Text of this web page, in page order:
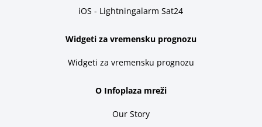
iOS - Lightningalarm Sat24
Widgeti za vremensku prognozu
Widgeti za vremensku prognozu
O Infoplaza mreži
Our Story